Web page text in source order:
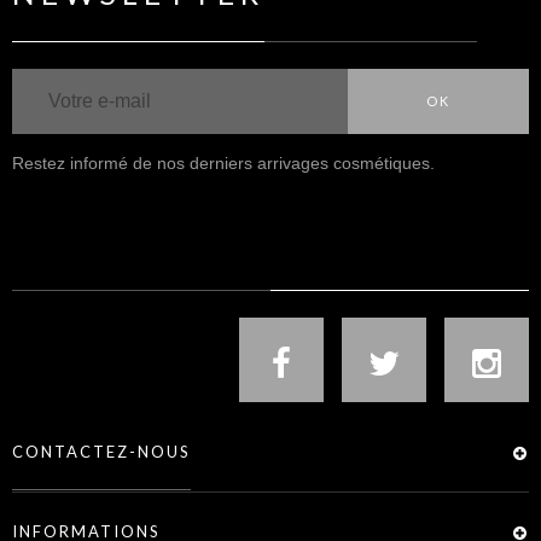
OK
Restez informé de nos derniers arrivages cosmétiques.
CONTACTEZ-NOUS
INFORMATIONS